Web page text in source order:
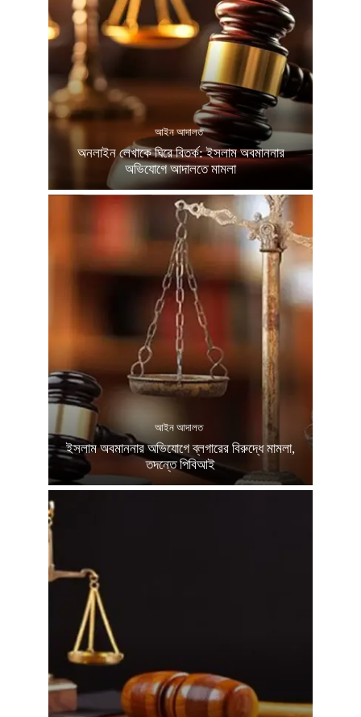
আইন আদালত
অনলাইন লেখাকে ঘিরে বিতর্ক: ইসলাম অবমাননার
অভিযোগে আদালতে মামলা
আইন আদালত
ইসলাম অবমাননার অভিযোগে ব্লগারের বিরুদ্ধে মামলা,
তদন্তে পিবিআই